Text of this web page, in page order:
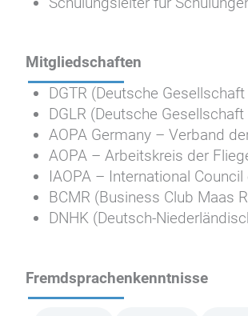
Mitgliedschaften
DGTR (Deutsche
DGLR (Deutsche
AOPA Germany – Verband
AOPA – Arbeitskreis der
IAOPA – International
BCMR (Business Club Maas
DNHK (Deutsch-
Fremdsprachenkenntnisse